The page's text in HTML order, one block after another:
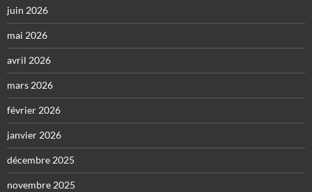
juin 2026
mai 2026
avril 2026
mars 2026
février 2026
janvier 2026
décembre 2025
novembre 2025